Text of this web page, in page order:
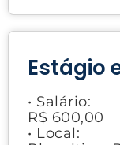
Estágio
• Salário:
R$ 600,00
• Local: